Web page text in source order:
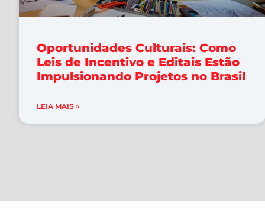
Oportunidades Culturais: Como
Leis de Incentivo e Editais Estão
Impulsionando Projetos no Brasil
LEIA MAIS »